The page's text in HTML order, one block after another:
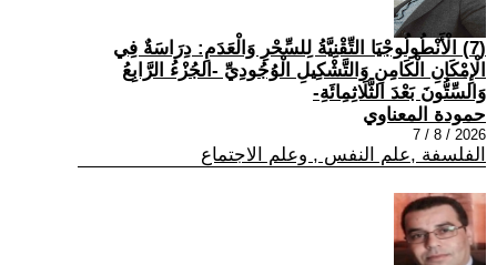
(7) الْأَنْطُولُوجْيَا التِّقْنِيَّةُ لِلسِّحْرِ وَالْعَدَمِ: دِرَاسَةٌ فِي
الْإِمْكَانِ الْكَامِنِ وَالتَّشْكِيلِ الْوُجُودِيِّ -الجُزْءُ الرَّابِعُ
وَالسِّتُّونَ بَعْدَ الثَّلَاثِمِائَةِ-
حمودة المعناوي
2026 / 8 / 7
الفلسفة ,علم النفس , وعلم الاجتماع